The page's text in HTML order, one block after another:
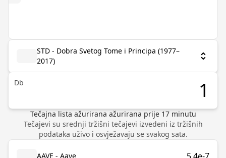
STD - Dobra Svetog Tome i Principa (1977–
2017)
Db
Tečajna lista ažurirana ažurirana prije 17minutu
Tečajevi su srednji tržišni tečajevi izvedeni iz tržišnih
podataka uživo i osvježavaju se svakog sata.
AAVE - Aave